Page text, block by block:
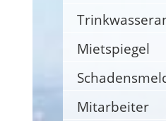
Mietspiegel
Mitarbeiter